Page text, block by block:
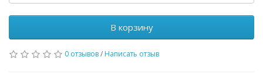
В корзину
0 отзывов/ Написать отзыв